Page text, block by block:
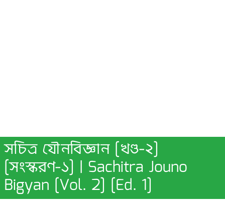
সচিত্র যৌনবিজ্ঞান [খণ্ড-২]
[সংস্করণ-১] | Sachitra Jouno
Bigyan [Vol. 2] [Ed. 1]